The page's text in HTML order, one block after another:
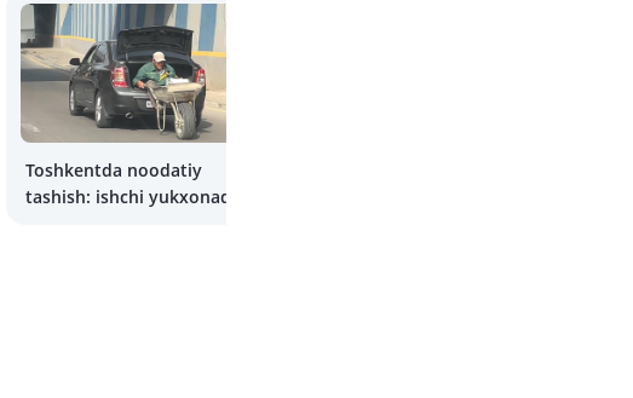
Toshkentda noodatiy
tashish: ishchi yukxonada